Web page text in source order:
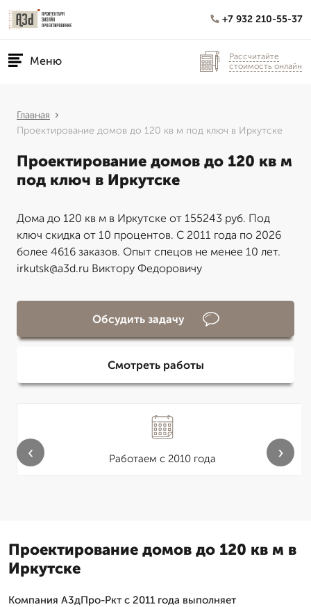
+7 932 210-55-37
Меню
Рассчитайте
стоимость онлайн
Главная
Проектирование домов до 120 кв м под ключ в Иркутске
Проектирование домов до 120 кв м
под ключ в Иркутске
Дома до 120 кв м в Иркутске от 155243 руб. Под
ключ скидка от 10 процентов. С 2011 года по 2026
более 4616 заказов. Опыт спецов не менее 10 лет.
irkutsk@a3d.ru Виктору Федоровичу
Обсудить задачу
Смотреть работы
Работаем с 2010 года
‹ ›
Проектирование домов до 120 кв м в
Иркутске
Компания А3дПро-Ркт с 2011 года выполняет